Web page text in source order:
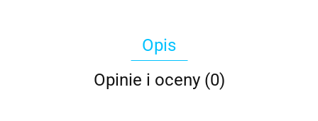
Opis
Opinie i oceny (0)